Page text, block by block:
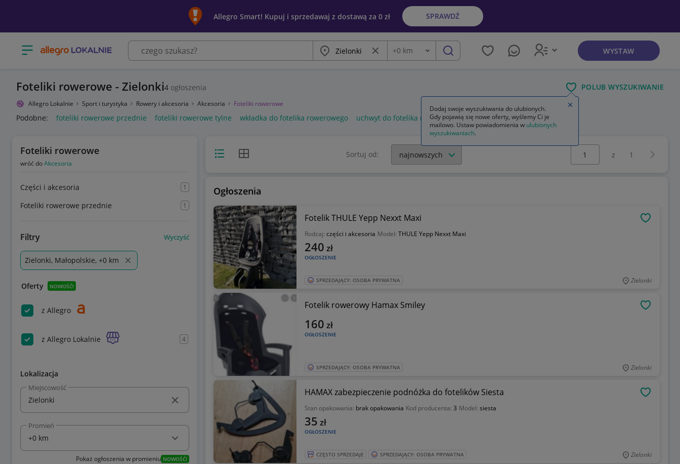
Allegro Smart! Kupuj i sprzedawaj z dostawą za 0 zł SPRAWDŹ
Otwórz menu z kategoriami Miasto Wyczyść frazę
Odległość
+0 km szukaj WYSTAW
Foteliki rowerowe - Zielonki4 ogłoszenia POLUB WYSZUKIWANIE
Allegro Lokalnie Sport i turystyka Rowery i akcesoria Akcesoria Foteliki rowerowe
Podobne: foteliki rowerowe przednie foteliki rowerowe tylne wkładka do fotelika rowerowego uchwyt do fotelika rowerowego mocowanie fotelika rowerowego
Foteliki rowerowe
wróć doAkcesoria
Części i akcesoria 1
Foteliki rowerowe przednie 1
Filtry Wyczyść
Zielonki, Małopolskie, +0 km
Oferty NOWOŚĆ!
z Allegro
z Allegro Lokalnie 4
Lokalizacja
Miejscowość
Promień
Pokaż ogłoszenia w promieniu NOWOŚĆ!
Widok listyWidok siatki Sortuj od:
Wybierz stronę:
z 1
Ogłoszenia
Fotelik THULE Yepp Nexxt Maxi
Rodzaj: części i akcesoria Model: THULE Yepp Nexxt Maxi
OGŁOSZENIE
240 zł
SPRZEDAJĄCY: OSOBA PRYWATNA Zielonki
Fotelik rowerowy Hamax Smiley
OGŁOSZENIE
160 zł
SPRZEDAJĄCY: OSOBA PRYWATNA Zielonki
HAMAX zabezpieczenie podnóżka do fotelików Siesta
Stan opakowania: brak opakowania Kod producenta: 3 Model: siesta
OGŁOSZENIE
35 zł
CZĘSTO SPRZEDAJE SPRZEDAJĄCY: OSOBA PRYWATNA Zielonki
Dodaj swoje wyszukiwania do ulubionych.
Gdy pojawią się nowe oferty, wyślemy Ci je
mailowo. Ustaw powiadomienia w ulubionych
wyszukiwaniach.
Zamknij wskazówkę